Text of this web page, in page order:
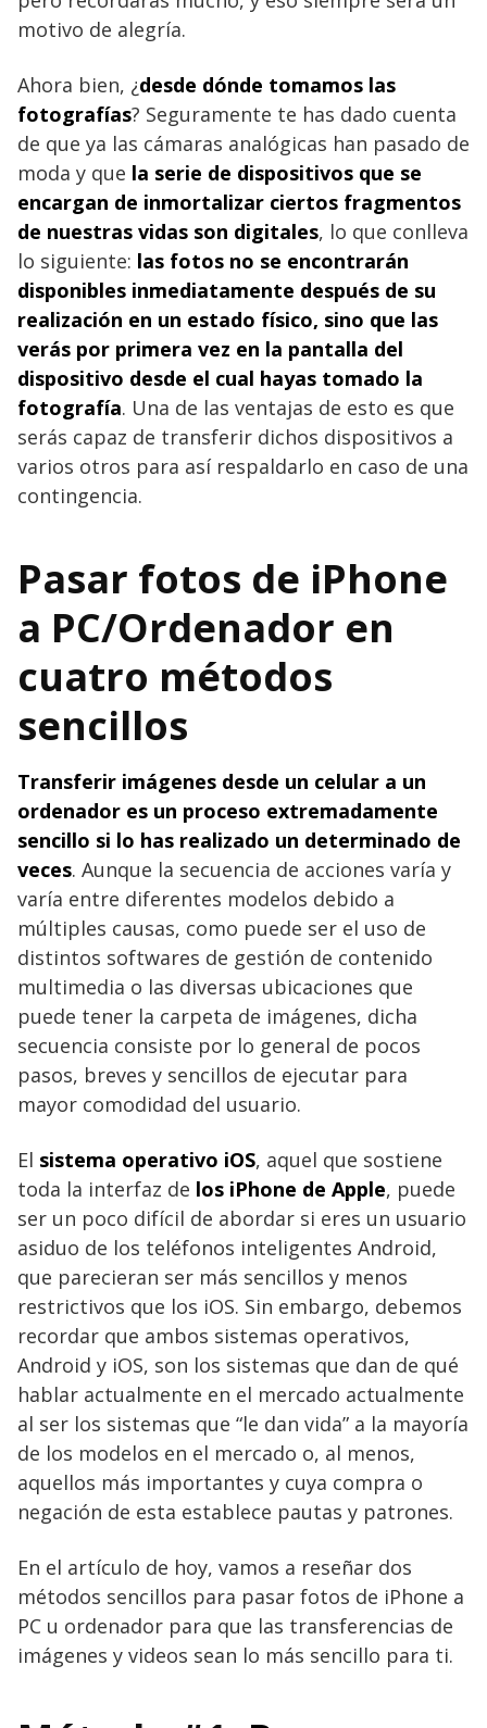
motivo de alegría.
Ahora bien, ¿desde dónde tomamos las
fotografías? Seguramente te has dado cuenta
de que ya las cámaras analógicas han pasado de
moda y que la serie de dispositivos que se
encargan de inmortalizar ciertos fragmentos
de nuestras vidas son digitales, lo que conlleva
lo siguiente: las fotos no se encontrarán
disponibles inmediatamente después de su
realización en un estado físico, sino que las
verás por primera vez en la pantalla del
dispositivo desde el cual hayas tomado la
fotografía. Una de las ventajas de esto es que
serás capaz de transferir dichos dispositivos a
varios otros para así respaldarlo en caso de una
contingencia.
Pasar fotos de iPhone
a PC/Ordenador en
cuatro métodos
sencillos
Transferir imágenes desde un celular a un
ordenador es un proceso extremadamente
sencillo si lo has realizado un determinado de
veces. Aunque la secuencia de acciones varía y
varía entre diferentes modelos debido a
múltiples causas, como puede ser el uso de
distintos softwares de gestión de contenido
multimedia o las diversas ubicaciones que
puede tener la carpeta de imágenes, dicha
secuencia consiste por lo general de pocos
pasos, breves y sencillos de ejecutar para
mayor comodidad del usuario.
El sistema operativo iOS, aquel que sostiene
toda la interfaz de los iPhone de Apple, puede
ser un poco difícil de abordar si eres un usuario
asiduo de los teléfonos inteligentes Android,
que parecieran ser más sencillos y menos
restrictivos que los iOS. Sin embargo, debemos
recordar que ambos sistemas operativos,
Android y iOS, son los sistemas que dan de qué
hablar actualmente en el mercado actualmente
al ser los sistemas que “le dan vida” a la mayoría
de los modelos en el mercado o, al menos,
aquellos más importantes y cuya compra o
negación de esta establece pautas y patrones.
En el artículo de hoy, vamos a reseñar dos
métodos sencillos para pasar fotos de iPhone a
PC u ordenador para que las transferencias de
imágenes y videos sean lo más sencillo para ti.